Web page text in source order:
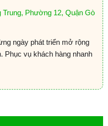
Trung, Phường 12, Quận Gò
ngày phát triển mở rộng
Phục vụ khách hàng nhanh